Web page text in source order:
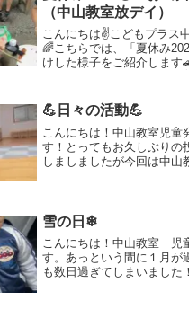
（中山教室放デイ）
こんにちは✌️こどもプラス
🌈こちらでは、「夏休み
けした様子をご紹介します
ジも合わせてご覧ください
ーーーーーーーーー...
💪日々の活動💪
こんにちは！中山教室児童
す！とってもお久しぶりの
しましましたが今回は中山
ンスボールの上にマットを
雪の日❄
こんにちは！中山教室 児
す。あっという間に１月が
も数日過ぎてしまいました